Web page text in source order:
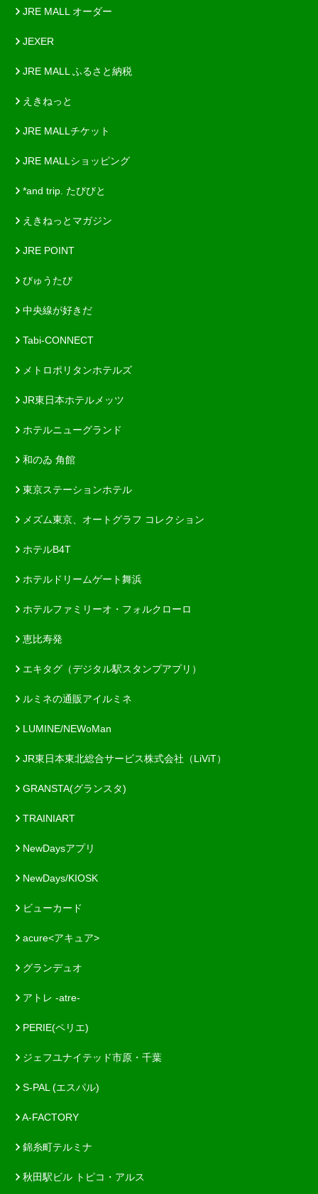
JRE MALL オーダー
JEXER
JRE MALL ふるさと納税
えきねっと
JRE MALLチケット
JRE MALLショッピング
*and trip. たびびと
えきねっとマガジン
JRE POINT
びゅうたび
中央線が好きだ
Tabi-CONNECT
メトロポリタンホテルズ
JR東日本ホテルメッツ
ホテルニューグランド
和のゐ 角館
東京ステーションホテル
メズム東京、オートグラフ コレクション
ホテルB4T
ホテルドリームゲート舞浜
ホテルファミリーオ・フォルクローロ
恵比寿発
エキタグ（デジタル駅スタンプアプリ）
ルミネの通販アイルミネ
LUMINE/NEWoMan
JR東日本東北総合サービス株式会社（LiViT）
GRANSTA(グランスタ)
TRAINIART
NewDaysアプリ
NewDays/KIOSK
ビューカード
acure<アキュア>
グランデュオ
アトレ -atre-
PERIE(ペリエ)
ジェフユナイテッド市原・千葉
S-PAL (エスパル)
A-FACTORY
錦糸町テルミナ
秋田駅ビル トピコ・アルス